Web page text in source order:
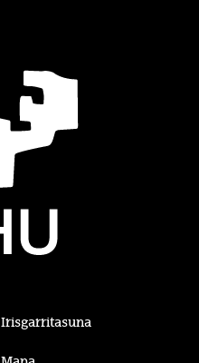
Irisgarritasuna